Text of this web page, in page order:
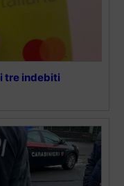
tre indebiti